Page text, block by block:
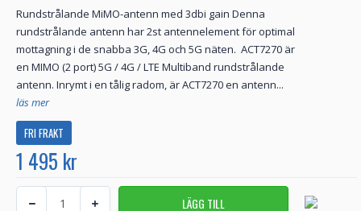
Rundstrålande MiMO-antenn med 3dbi gain Denna
rundstrålande antenn har 2st antennelement för optimal
mottagning i de snabba 3G, 4G och 5G näten. ACT7270 är
en MIMO (2 port) 5G / 4G / LTE Multiband rundstrålande
antenn. Inrymt i en tålig radom, är ACT7270 en antenn...
läs mer
FRI FRAKT
1 495 kr